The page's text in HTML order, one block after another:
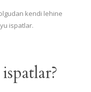
kendi lehine
ispatlar.